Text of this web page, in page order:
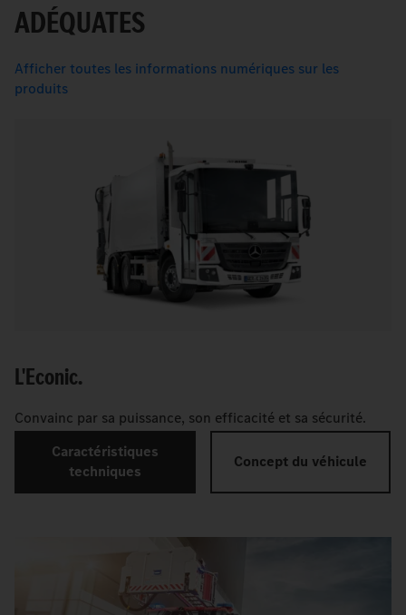
ADÉQUATES
Afficher toutes les informations numériques sur les
produits
L'Econic.
Convainc par sa puissance, son efficacité et sa sécurité.
Caractéristiques
techniques
Concept du véhicule